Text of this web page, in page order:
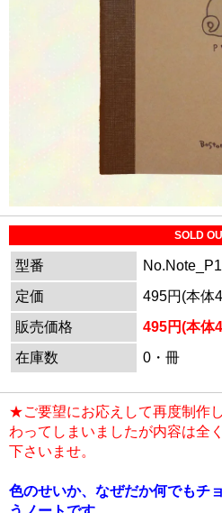
SOLD
型番
No.Note_P1
定価
495円(本体
販売価格
495円(本体
在庫数
0・冊
★ご要望にお応えして再度制作
わってしまいましたが内容は全
下さいませ。
色のせいか、なぜだか何でもチ